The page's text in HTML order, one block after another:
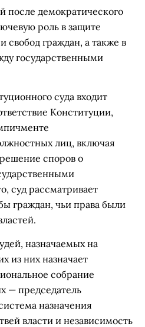
после демократического
роль в защите
свобод граждан, а также в
государственными
суда входит
Конституции,
лиц, включая
споров о
суд рассматривает
граждан, чьи права были
назначаемых на
из них назначает
собрание
— председатель
назначения
власти и независимость